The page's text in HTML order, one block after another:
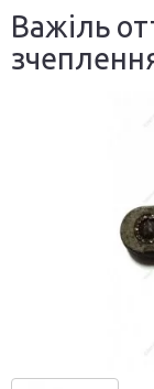
Важіль